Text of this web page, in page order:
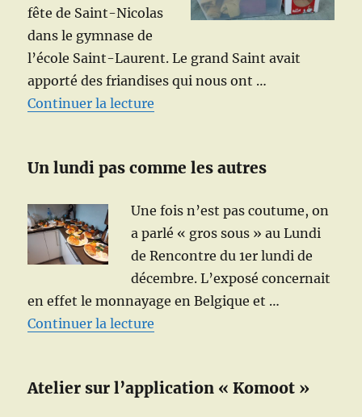
fête de Saint-Nicolas
dans le gymnase de
l’école Saint-Laurent. Le grand Saint avait
apporté des friandises qui nous ont …
Continuer la lecture
Un lundi pas comme les autres
Une fois n’est pas coutume, on
a parlé « gros sous » au Lundi
de Rencontre du 1er lundi de
décembre. L’exposé concernait
en effet le monnayage en Belgique et …
Continuer la lecture
Atelier sur l’application « Komoot »